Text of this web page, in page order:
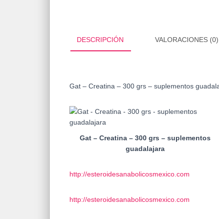
DESCRIPCIÓN VALORACIONES (0)
Gat – Creatina – 300 grs – suplementos
Gat – Creatina – 300 grs – suplementos
guadalajara
http://esteroidesanabolicosmexico.com
http://esteroidesanabolicosmexico.com